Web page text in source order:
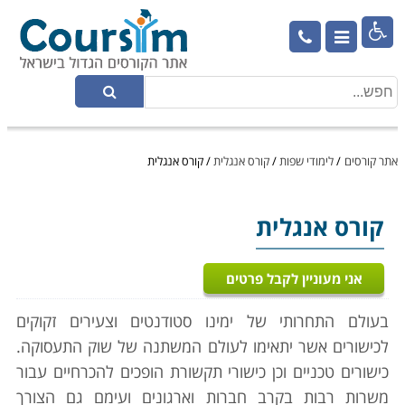

אתר קורסים /לימודי שפות/קורס אנגלית/קורס אנגלית
קורס אנגלית
אני מעוניין לקבל פרטים
בעולם התחרותי של ימינו סטודנטים וצעירים זקוקים
לכישורים אשר יתאימו לעולם המשתנה של שוק התעסוקה.
כישורים טכניים וכן כישורי תקשורת הופכים להכרחיים עבור
משרות רבות בקרב חברות וארגונים ועימם גם הצורך